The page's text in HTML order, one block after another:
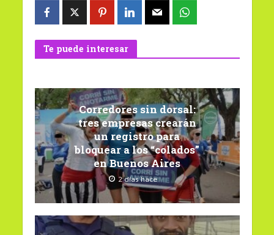
Te puede interesar
Corredores sin dorsal:
tres empresas crearán
un registro para
bloquear a los “colados”
en Buenos Aires
2 días hace